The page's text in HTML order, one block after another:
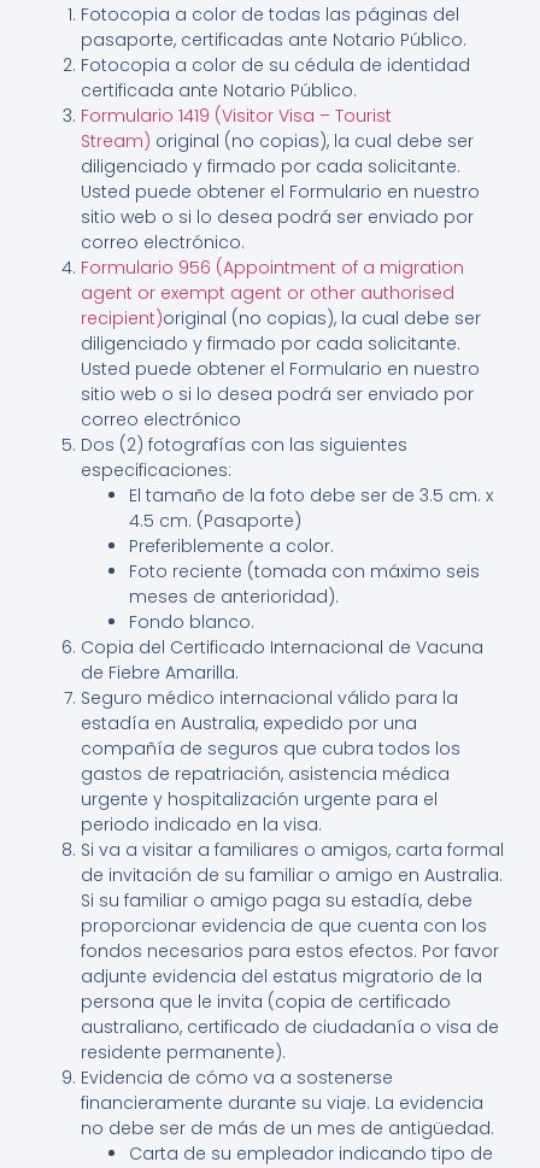
Fotocopia a color de todas las páginas del
pasaporte, certificadas ante Notario Público.
Fotocopia a color de su cédula de identidad
certificada ante Notario Público.
Formulario 1419 (Visitor Visa – Tourist
Stream) original (no copias), la cual debe ser
diligenciado y firmado por cada solicitante.
Usted puede obtener el Formulario en nuestro
sitio web o si lo desea podrá ser enviado por
correo electrónico.
Formulario 956 (Appointment of a migration
agent or exempt agent or other authorised
recipient)original (no copias), la cual debe ser
diligenciado y firmado por cada solicitante.
Usted puede obtener el Formulario en nuestro
sitio web o si lo desea podrá ser enviado por
correo electrónico
Dos (2) fotografías con las siguientes
especificaciones:
El tamaño de la foto debe ser de 3.5 cm. x
4.5 cm. (Pasaporte)
Preferiblemente a color.
Foto reciente (tomada con máximo seis
meses de anterioridad).
Fondo blanco.
Copia del Certificado Internacional de Vacuna
de Fiebre Amarilla.
Seguro médico internacional válido para la
estadía en Australia, expedido por una
compañía de seguros que cubra todos los
gastos de repatriación, asistencia médica
urgente y hospitalización urgente para el
periodo indicado en la visa.
Si va a visitar a familiares o amigos, carta formal
de invitación de su familiar o amigo en Australia.
Si su familiar o amigo paga su estadía, debe
proporcionar evidencia de que cuenta con los
fondos necesarios para estos efectos. Por favor
adjunte evidencia del estatus migratorio de la
persona que le invita (copia de certificado
australiano, certificado de ciudadanía o visa de
residente permanente).
Evidencia de cómo va a sostenerse
financieramente durante su viaje. La evidencia
no debe ser de más de un mes de antigüedad.
Carta de su empleador indicando tipo de